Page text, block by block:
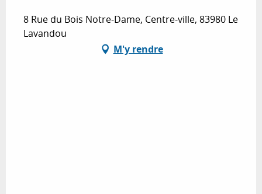
8 Rue du Bois Notre-Dame, Centre-ville, 83980 Le
Lavandou
M'y rendre